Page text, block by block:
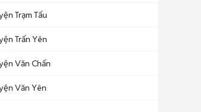
Trạm Tấu
Trấn Yên
Văn Chấn
Văn Yên